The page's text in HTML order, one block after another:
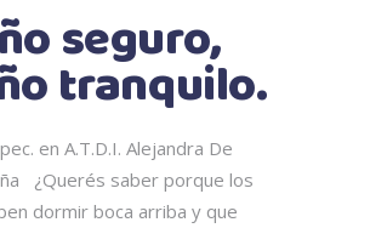
seguro,
tranquilo.
en A.T.D.I. Alejandra De
¿Querés saber porque los
dormir boca arriba y que